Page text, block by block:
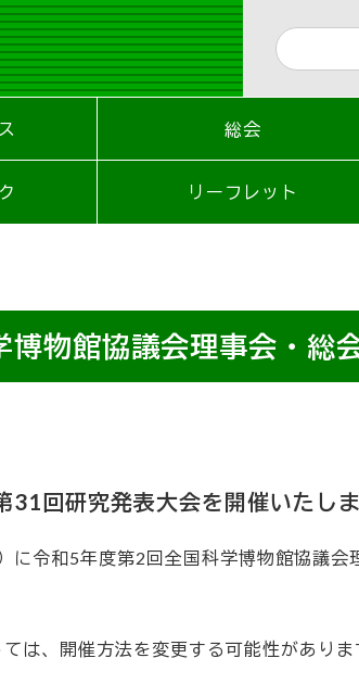
総会
リーフレット
物館協議会理事会・総
回研究発表大会を開催いたしま
に令和5年度第2回全国科学博物館協議会
は、開催方法を変更する可能性がありま